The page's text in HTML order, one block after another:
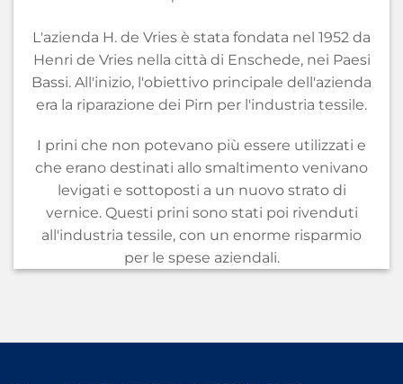
L'azienda H. de Vries è stata fondata nel 1952 da
Henri de Vries nella città di Enschede, nei Paesi
Bassi. All'inizio, l'obiettivo principale dell'azienda
era la riparazione dei Pirn per l'industria tessile.
I prini che non potevano più essere utilizzati e
che erano destinati allo smaltimento venivano
levigati e sottoposti a un nuovo strato di
vernice. Questi prini sono stati poi rivenduti
all'industria tessile, con un enorme risparmio
per le spese aziendali.